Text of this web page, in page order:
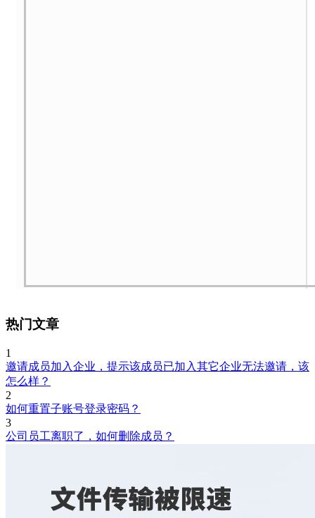
热门文章
1
邀请成员加入企业，提示该成员已加入其它企业无法邀请，该
怎么样？
2
如何重置子账号登录密码？
3
公司员工离职了，如何删除成员？